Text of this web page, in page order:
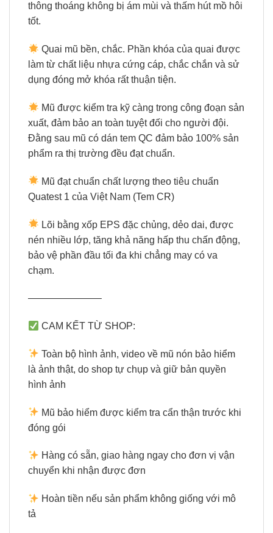
thông thoáng không bị ám mùi và thấm hút mồ hôi
tốt.
Quai mũ bền, chắc. Phần khóa của quai được
làm từ chất liệu nhựa cứng cáp, chắc chắn và sử
dụng đóng mở khóa rất thuận tiện.
Mũ được kiểm tra kỹ càng trong công đoạn sản
xuất, đảm bảo an toàn tuyệt đối cho người đội.
Đằng sau mũ có dán tem QC đảm bảo 100% sản
phẩm ra thị trường đều đạt chuẩn.
Mũ đạt chuẩn chất lượng theo tiêu chuẩn
Quatest 1 của Việt Nam (Tem CR)
Lõi bằng xốp EPS đặc chủng, dẻo dai, được
nén nhiều lớp, tăng khả năng hấp thu chấn động,
bảo vệ phần đầu tối đa khi chẳng may có va
chạm.
———————–
CAM KẾT TỪ SHOP:
Toàn bộ hình ảnh, video về mũ nón bảo hiểm
là ảnh thật, do shop tự chụp và giữ bản quyền
hình ảnh
Mũ bảo hiểm được kiểm tra cẩn thận trước khi
đóng gói
Hàng có sẵn, giao hàng ngay cho đơn vị vận
chuyển khi nhận được đơn
Hoàn tiền nếu sản phẩm không giống với mô
tả